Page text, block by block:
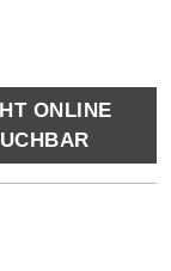
ONLINE